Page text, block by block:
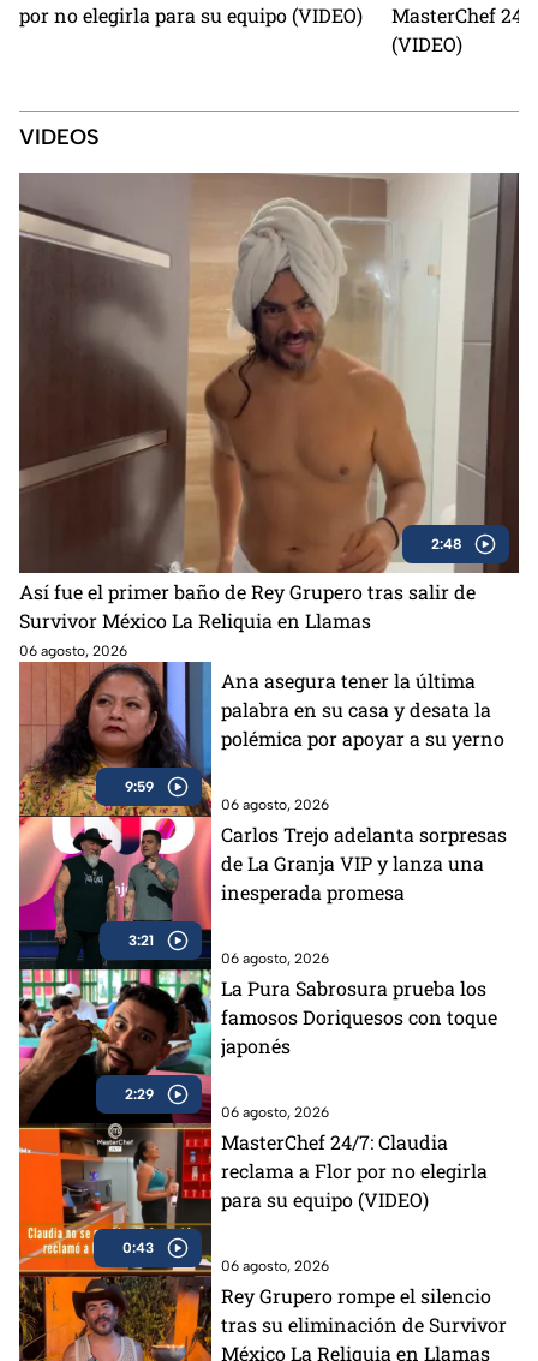
por no elegirla para su equipo (VIDEO)
MasterChef 24/
(VIDEO)
VIDEOS
2:48
Así fue el primer baño de Rey Grupero tras salir de
Survivor México La Reliquia en Llamas
06 agosto, 2026
9:59
Ana asegura tener la última
palabra en su casa y desata la
polémica por apoyar a su yerno
06 agosto, 2026
3:21
Carlos Trejo adelanta sorpresas
de La Granja VIP y lanza una
inesperada promesa
06 agosto, 2026
2:29
La Pura Sabrosura prueba los
famosos Doriquesos con toque
japonés
06 agosto, 2026
0:43
MasterChef 24/7: Claudia
reclama a Flor por no elegirla
para su equipo (VIDEO)
06 agosto, 2026
Rey Grupero rompe el silencio
tras su eliminación de Survivor
México La Reliquia en Llamas